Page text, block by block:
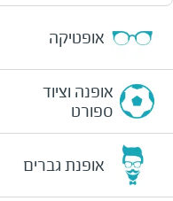
אופטיקה
אופנה וציוד
ספורט
אופנת גברים